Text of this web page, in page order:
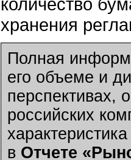
хранения
Полная
его объеме и
перспективах,
российских
в Отчете